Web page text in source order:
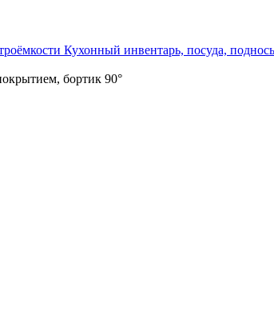
Кухонный инвентарь, посуда,
бортик 90°